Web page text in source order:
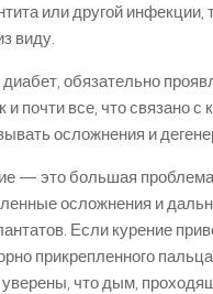
или другой инфекции,
виду.
обязательно
и почти все, что связано с
осложнения и
— это большая
осложнения и
Если курение
прикрепленного
что дым,